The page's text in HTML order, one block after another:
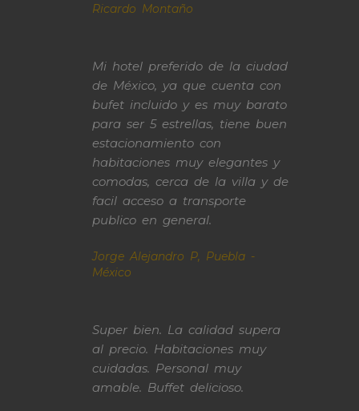
Ricardo Montaño
Mi hotel preferido de la ciudad
de México, ya que cuenta con
bufet incluido y es muy barato
para ser 5 estrellas, tiene buen
estacionamiento con
habitaciones muy elegantes y
comodas, cerca de la villa y de
facil acceso a transporte
publico en general.
Jorge Alejandro P, Puebla -
México
Super bien. La calidad supera
al precio. Habitaciones muy
cuidadas. Personal muy
amable. Buffet delicioso.